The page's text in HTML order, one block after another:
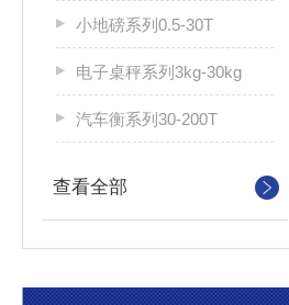
小地磅系列0.5-30T
电子桌秤系列3kg-30kg
汽车衡系列30-200T
查看全部